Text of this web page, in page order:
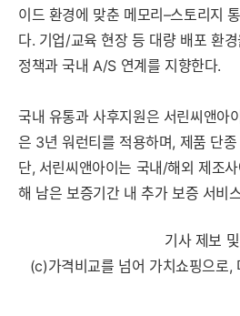
이드 환경에 맞춘 메모리–스토리지
다. 기업/교육 현장 등 대량 배포 환
정책과 국내 A/S 연계를 지향한다.
국내 유통과 사후지원은 서린씨앤아
은 3년 워런티를 적용하며, 제품 단
단, 서린씨앤아이는 국내/해외 제조
해 남은 보증기간 내 추가 보증 서비
기사 제보
(c)가격비교를 넘어 가치쇼핑으로,